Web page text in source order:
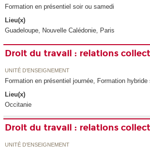
Formation en présentiel soir ou samedi
Lieu(x)
Guadeloupe, Nouvelle Calédonie, Paris
Droit du travail : relations
UNITÉ D’ENSEIGNEMENT
Formation en présentiel journée, Formation hybride
Lieu(x)
Occitanie
Droit du travail : relations
UNITÉ D’ENSEIGNEMENT